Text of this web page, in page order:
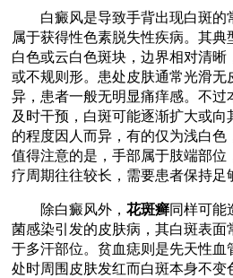
白癜风是导致手背出现白斑的
属于获得性色素脱失性疾病。其
白色或云白色斑块，边界相对清
或不规则形。患处皮肤通常光滑无
异，患者一般无明显痛痒感。不过
及时干预，白斑可能逐渐扩大或向
的程度因人而异，有的仅为浅白色
值得注意的是，手部属于肢端部位
疗周期往往较长，需要患者保持足
除白癜风外，花斑癣同样可能
菌感染引发的皮肤病，其白斑表面
于多汗部位。贫血痣则是先天性血
处时周围皮肤发红而白斑本身不变